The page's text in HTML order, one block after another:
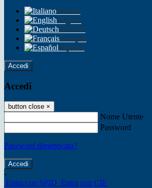
Italiano
English
Deutsch
Français
Español
Accedi
Accedi
button close ×
Nome Utente
Password
Password dimenticata?
-
Entra con SPID Entra con CIE